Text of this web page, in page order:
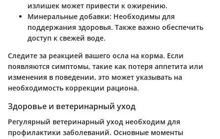
излишек может привести к ожирению.
Минеральные добавки: Необходимы для
поддержания здоровья. Также важно обеспечить
доступ к свежей воде.
Следите за реакцией вашего осла на корма. Если
появляются симптомы, такие как потеря аппетита или
изменения в поведении, это может указывать на
необходимость коррекции рациона.
Здоровье и ветеринарный уход
Регулярный ветеринарный уход необходим для
профилактики заболеваний. Основные моменты